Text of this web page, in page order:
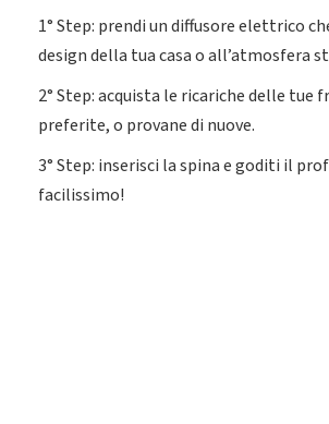
1° Step: prendi un diffusore elettrico
design della tua casa o all’atmosfera
2° Step: acquista le ricariche delle tue
preferite, o provane di nuove.
3° Step: inserisci la spina e goditi il
facilissimo!